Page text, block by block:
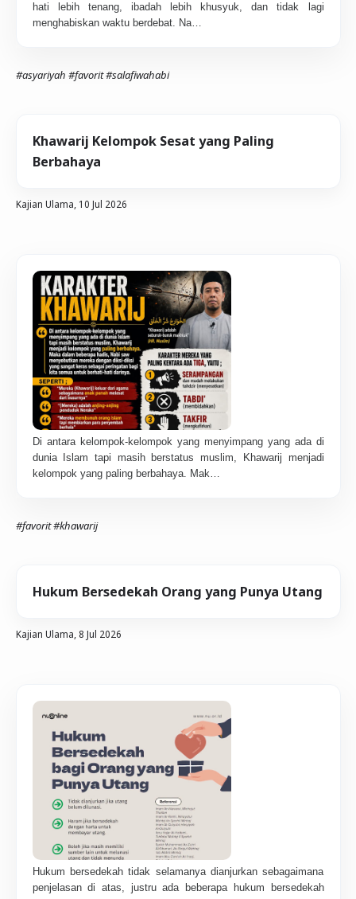
hati lebih tenang, ibadah lebih khusyuk, dan tidak lagi
menghabiskan waktu berdebat. Na…
#asyariyah #favorit#salafiwahabi
Khawarij Kelompok Sesat yang Paling
Berbahaya
Kajian Ulama, 10 Jul 2026
Di antara kelompok-kelompok yang menyimpang yang ada di
dunia Islam tapi masih berstatus muslim, Khawarij menjadi
kelompok yang paling berbahaya. Mak…
#favorit#khawarij
Hukum Bersedekah Orang yang Punya Utang
Kajian Ulama, 8 Jul 2026
Hukum bersedekah tidak selamanya dianjurkan sebagaimana
penjelasan di atas, justru ada beberapa hukum bersedekah